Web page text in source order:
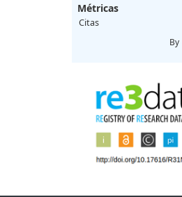
Métricas
Citas
By